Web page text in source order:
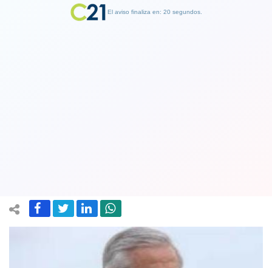
El aviso finaliza en: 19 segundos.